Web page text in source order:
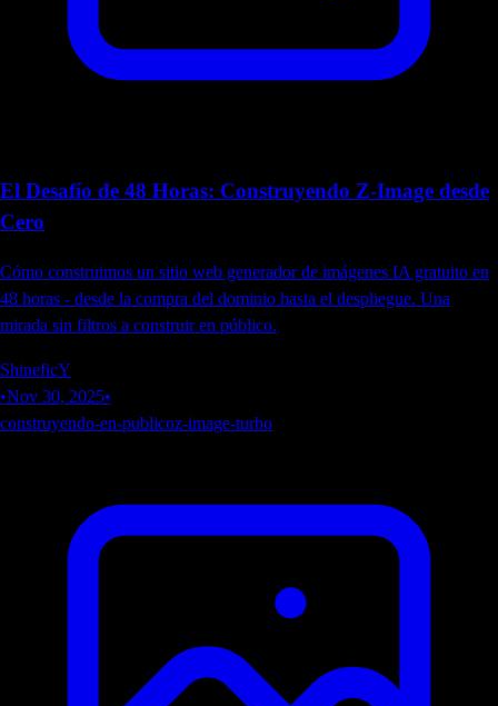
El Desafío de 48 Horas: Construyendo Z-Image desde
Cero
Cómo construimos un sitio web generador de imágenes IA gratuito en
48 horas - desde la compra del dominio hasta el despliegue. Una
mirada sin filtros a construir en público.
ShineficY
•Nov 30, 2025•
construyendo-en-publicoz-image-turbo